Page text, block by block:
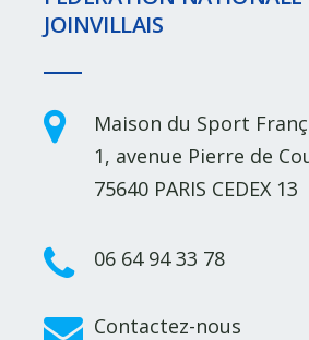
JOINVILLAIS
Maison du Sport
1, avenue Pierre de
75640 PARIS CEDEX 13
06 64 94 33 78
Contactez-nous